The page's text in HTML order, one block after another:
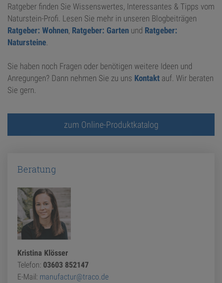
Ratgeber finden Sie Wissenswertes, Interessantes & Tipps vom
Naturstein-Profi. Lesen Sie mehr in unseren Blogbeiträgen
Ratgeber: Wohnen, Ratgeber: Garten und Ratgeber:
Natursteine
Sie haben noch Fragen oder benötigen weitere Ideen und
Anregungen? Dann nehmen Sie zu uns Kontakt auf. Wir beraten
Sie gern.
zum Online-Produktkatalog
Beratung
Kristina Klösser
Telefon: 03603 852147
E-Mail: manufactur@traco.de